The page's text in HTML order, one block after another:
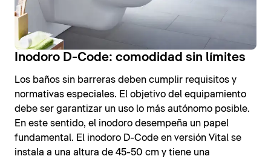
Inodoro D-Code: comodidad sin límites
Los baños sin barreras deben cumplir requisitos y
normativas especiales. El objetivo del equipamiento
debe ser garantizar un uso lo más autónomo posible.
En este sentido, el inodoro desempeña un papel
fundamental. El inodoro D-Code en versión Vital se
instala a una altura de 45-50 cm y tiene una